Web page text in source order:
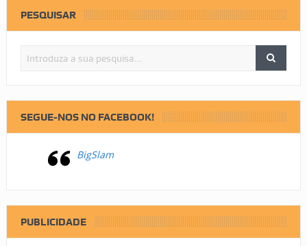
PESQUISAR
SEGUE-NOS NO FACEBOOK!
BigSlam
PUBLICIDADE